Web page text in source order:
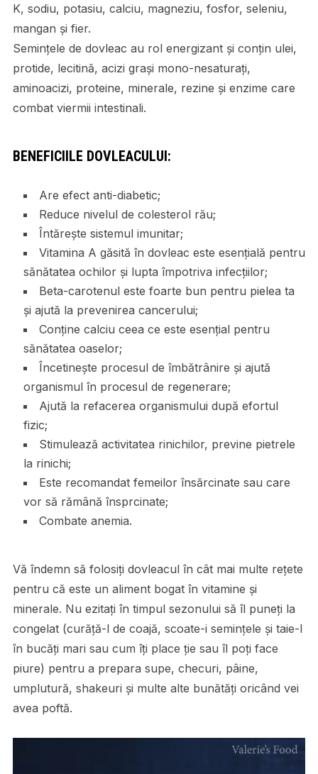
K, sodiu, potasiu, calciu, magneziu, fosfor, seleniu,
mangan și fier.
Seminţele de dovleac au rol energizant și conțin ulei,
protide, lecitină, acizi grași mono-nesaturați,
aminoacizi, proteine, minerale, rezine și enzime care
combat viermii intestinali.
BENEFICIILE DOVLEACULUI:
Are efect anti-diabetic;
Reduce nivelul de colesterol rău;
Întărește sistemul imunitar;
Vitamina A găsită în dovleac este esențială pentru
sănătatea ochilor și lupta împotriva infecțiilor;
Beta-carotenul este foarte bun pentru pielea ta
și ajută la prevenirea cancerului;
Conține calciu ceea ce este esențial pentru
sănătatea oaselor;
Încetinește procesul de îmbătrânire și ajută
organismul în procesul de regenerare;
Ajută la refacerea organismului după efortul
fizic;
Stimulează activitatea rinichilor, previne pietrele
la rinichi;
Este recomandat femeilor însărcinate sau care
vor să rămână însprcinate;
Combate anemia.
Vă îndemn să folosiți dovleacul în cât mai multe rețete
pentru că este un aliment bogat în vitamine și
minerale. Nu ezitați în timpul sezonului să îl puneți la
congelat (curăță-l de coajă, scoate-i semințele și taie-l
în bucăți mari sau cum îți place ție sau îl poți face
piure) pentru a prepara supe, checuri, pâine,
umplutură, shakeuri și multe alte bunătăți oricând vei
avea poftă.